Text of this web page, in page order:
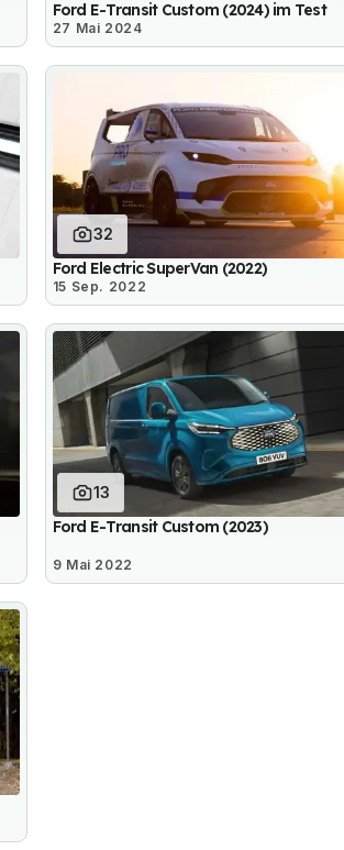
Ford E-Transit Custom (2024) im Test
27 Mai 2024
32
Ford Electric SuperVan (2022)
15 Sep. 2022
13
Ford E-Transit Custom (2023)
9 Mai 2022